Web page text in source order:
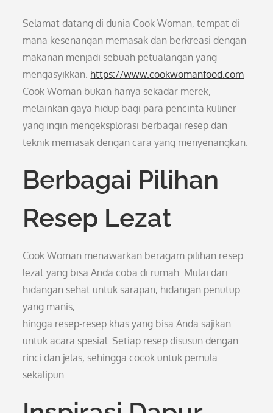
Selamat datang di dunia Cook Woman, tempat di
mana kesenangan memasak dan berkreasi dengan
makanan menjadi sebuah petualangan yang
mengasyikkan. https://www.cookwomanfood.com
Cook Woman bukan hanya sekadar merek,
melainkan gaya hidup bagi para pencinta kuliner
yang ingin mengeksplorasi berbagai resep dan
teknik memasak dengan cara yang menyenangkan.
Berbagai Pilihan
Resep Lezat
Cook Woman menawarkan beragam pilihan resep
lezat yang bisa Anda coba di rumah. Mulai dari
hidangan sehat untuk sarapan, hidangan penutup
yang manis,
hingga resep-resep khas yang bisa Anda sajikan
untuk acara spesial. Setiap resep disusun dengan
rinci dan jelas, sehingga cocok untuk pemula
sekalipun.